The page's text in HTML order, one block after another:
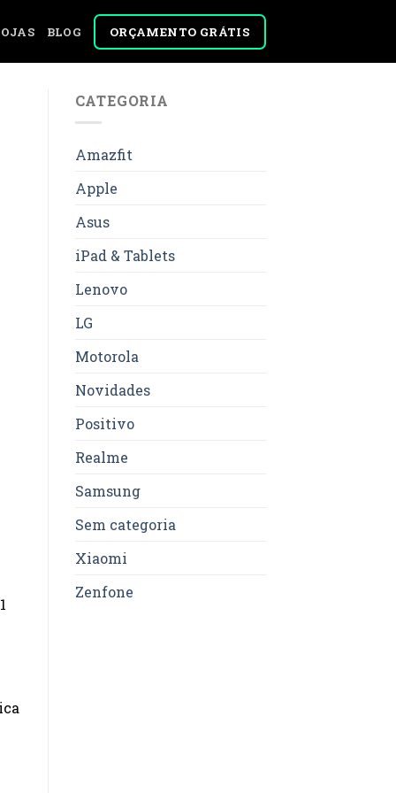
BLOG ORÇAMENTO GRÁTIS
CATEGORIA
Amazfit
Apple
Asus
iPad & Tablets
Lenovo
LG
Motorola
Novidades
Positivo
Realme
Samsung
Sem categoria
Xiaomi
Zenfone